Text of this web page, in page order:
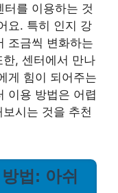
를 이용하는 것
요. 특히 인지 강
조금씩 변화하는
, 센터에서 만나
게 힘이 되어주는
이용 방법은 어렵
시는 것을 추천
법: 아쉬